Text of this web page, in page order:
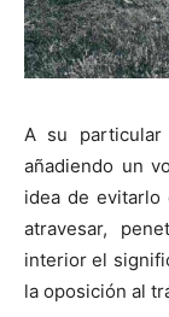
A su
añadiendo un
idea de evitarlo
atravesar,
interior el
la oposición al